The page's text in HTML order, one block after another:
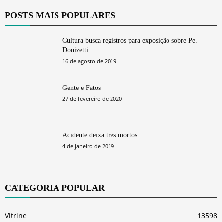
POSTS MAIS POPULARES
Cultura busca registros para exposição sobre Pe.
Donizetti
16 de agosto de 2019
Gente e Fatos
27 de fevereiro de 2020
Acidente deixa três mortos
4 de janeiro de 2019
CATEGORIA POPULAR
Vitrine
13598